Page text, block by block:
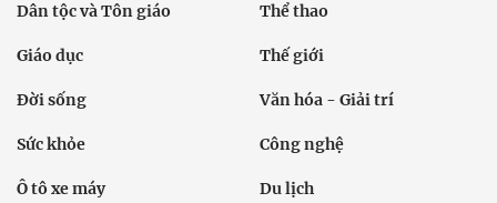
Dân tộc và Tôn giáo Thể thao
Giáo dục Thế giới
Đời sống Văn hóa - Giải trí
Sức khỏe Công nghệ
Ô tô xe máy Du lịch